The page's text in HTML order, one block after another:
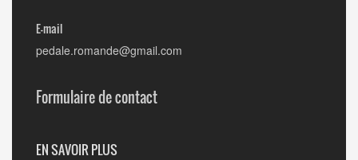
E-mail
pedale.romande@gmail.com
Formulaire de contact
EN SAVOIR PLUS